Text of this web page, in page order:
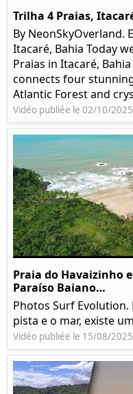
Trilha 4 Praias,
By NeonSkyOverland.
Itacaré, Bahia Today
Praias in Itacaré,
connects four
Atlantic Forest and
Vidéo publiée le 02/10/2025
Praia do Havaizinho
Paraíso Baiano…
Photos Surf Evolution.
pista e o mar, existe
Vidéo publiée le 15/08/2025